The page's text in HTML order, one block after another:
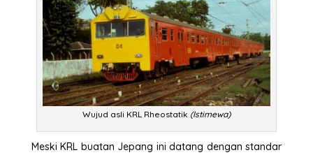
Wujud asli KRL Rheostatik (Istimewa)
Meski KRL buatan Jepang ini datang dengan standar